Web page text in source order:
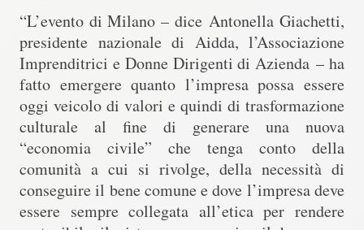
“L’evento di Milano – diceAntonella Giachetti,
presidente nazionale di Aidda, l’Associazione
Imprenditrici e Donne Dirigenti di Azienda– ha
fatto emergere quanto l’impresa possa essere
oggi veicolo di valori e quindi di trasformazione
culturale al fine di generare una nuova
“economia civile” che tenga conto della
comunità a cui si rivolge, della necessità di
conseguire il bene comune e dove l’impresa deve
essere sempre collegata all’etica per rendere